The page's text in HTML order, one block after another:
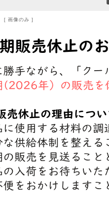
[ 画像のみ ]